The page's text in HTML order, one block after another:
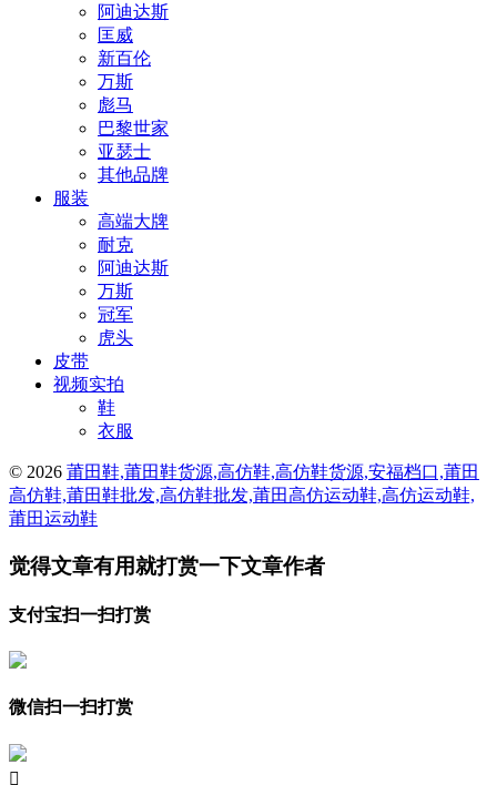
阿迪达斯
匡威
新百伦
万斯
彪马
巴黎世家
亚瑟士
其他品牌
服装
高端大牌
耐克
阿迪达斯
万斯
冠军
虎头
皮带
视频实拍
鞋
衣服
© 2026 莆田鞋,莆田鞋货源,高仿鞋,高仿鞋货源,安福档口,莆田
高仿鞋,莆田鞋批发,高仿鞋批发,莆田高仿运动鞋,高仿运动鞋,
莆田运动鞋
觉得文章有用就打赏一下文章作者
支付宝扫一扫打赏
微信扫一扫打赏
